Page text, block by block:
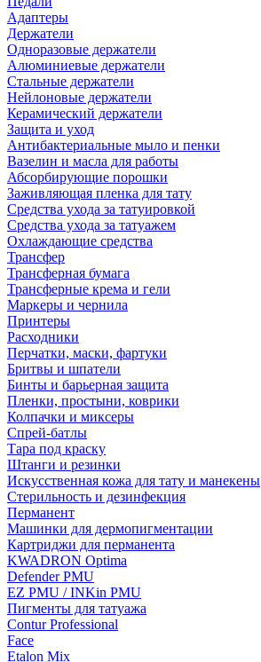
Адаптеры
Держатели
Одноразовые держатели
Алюминиевые держатели
Стальные держатели
Нейлоновые держатели
Керамический держатели
Защита и уход
Антибактериальные мыло и пенки
Вазелин и масла для работы
Абсорбирующие порошки
Заживляющая пленка для тату
Средства ухода за татуировкой
Средства ухода за татуажем
Охлаждающие средства
Трансфер
Трансферная бумага
Трансферные крема и гели
Маркеры и чернила
Принтеры
Расходники
Перчатки, маски, фартуки
Бритвы и шпатели
Бинты и барьерная защита
Пленки, простыни, коврики
Колпачки и миксеры
Спрей-батлы
Тара под краску
Штанги и резинки
Искусственная кожа для тату и манекены
Стерильность и дезинфекция
Перманент
Машинки для дермопигментации
Картриджи для перманента
KWADRON Optima
Defender PMU
EZ PMU / INKin PMU
Пигменты для татуажа
Contur Professional
Face
Etalon Mix